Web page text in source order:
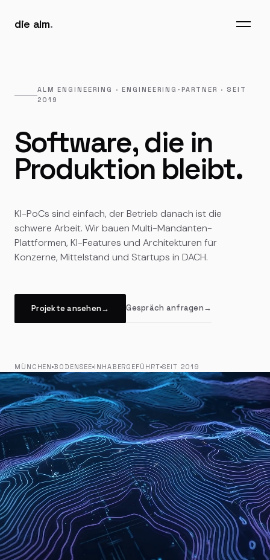
die alm.
ALM ENGINEERING · ENGINEERING-PARTNER · SEIT
2019
Software, die in
Produktion bleibt.
KI-PoCs sind einfach, der Betrieb danach ist die
schwere Arbeit. Wir bauen Multi-Mandanten-
Plattformen, KI-Features und Architekturen für
Konzerne, Mittelstand und Startups in DACH.
Projekte ansehen→ Gespräch anfragen→
MÜNCHEN BODENSEE INHABERGEFÜHRT SEIT 2019